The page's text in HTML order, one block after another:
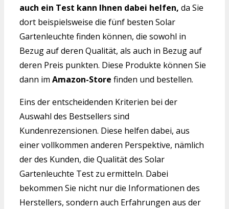
auch ein Test kann Ihnen dabei helfen, da Sie
dort beispielsweise die fünf besten Solar
Gartenleuchte finden können, die sowohl in
Bezug auf deren Qualität, als auch in Bezug auf
deren Preis punkten. Diese Produkte können Sie
dann im Amazon-Store finden und bestellen.
Eins der entscheidenden Kriterien bei der
Auswahl des Bestsellers sind
Kundenrezensionen. Diese helfen dabei, aus
einer vollkommen anderen Perspektive, nämlich
der des Kunden, die Qualität des Solar
Gartenleuchte Test zu ermitteln. Dabei
bekommen Sie nicht nur die Informationen des
Herstellers, sondern auch Erfahrungen aus der